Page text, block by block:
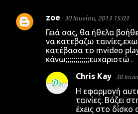
zoe 30 Ιουνίου, 2013 15:03
Γειά σας, θα ήθελα
να κατεβαζω
κατέβασα το mvideo
κάνω;;;;;;;;;;;;ευχαριστώ .
Chris Kay 30
Η εφαρμογή
ταινίες. Βάζει
έχεις στο δίσκο